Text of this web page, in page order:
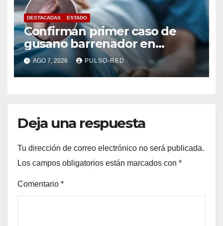
DESTACADAS ESTADO
Confirman primer caso de
gusano barrenador en
humano en Tlaxcala
AGO 7, 2026 PULSO-RED
Deja una respuesta
Tu dirección de correo electrónico no será publicada.
Los campos obligatorios están marcados con *
Comentario *